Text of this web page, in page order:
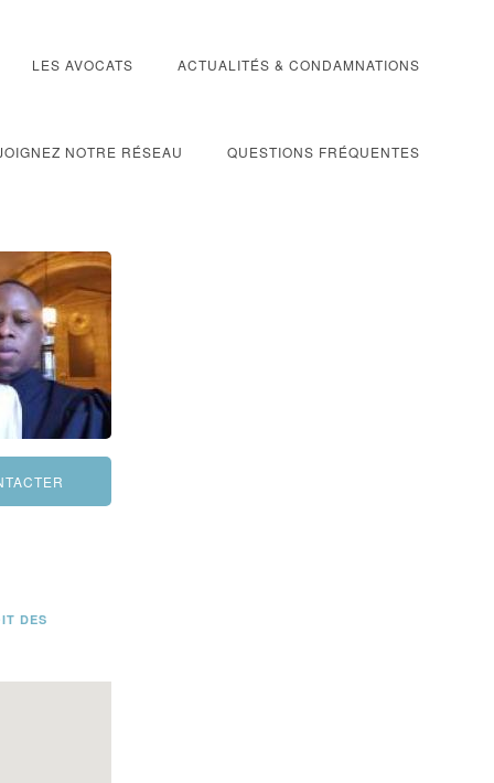
LES AVOCATS ACTUALITÉS & CONDAMNATIONS
NOTRE RÉSEAU QUESTIONS FRÉQUENTES
DES